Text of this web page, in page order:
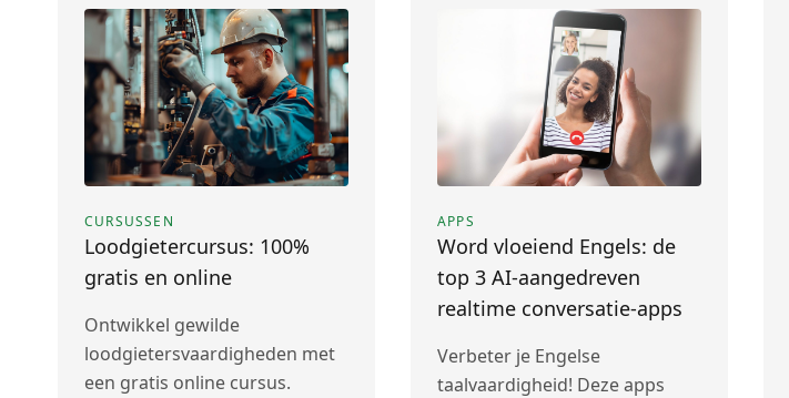
CURSUSSEN
Loodgietercursus: 100%
gratis en online
Ontwikkel gewilde
loodgietersvaardigheden met
een gratis online cursus.
APPS
Word vloeiend Engels: de
top 3 AI-aangedreven
realtime conversatie-apps
Verbeter je Engelse
taalvaardigheid! Deze apps